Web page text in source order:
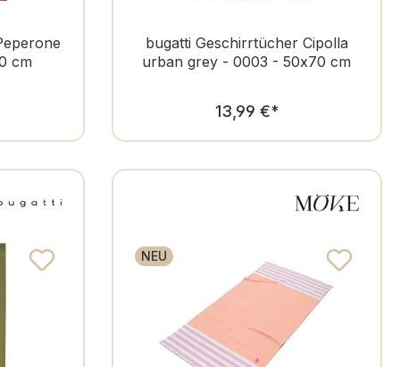
cm
bugatti Geschirrtücher Cipolla
urban grey - 0003 - 50x70 cm
Regulärer Preis:
13,99 €*
NEU